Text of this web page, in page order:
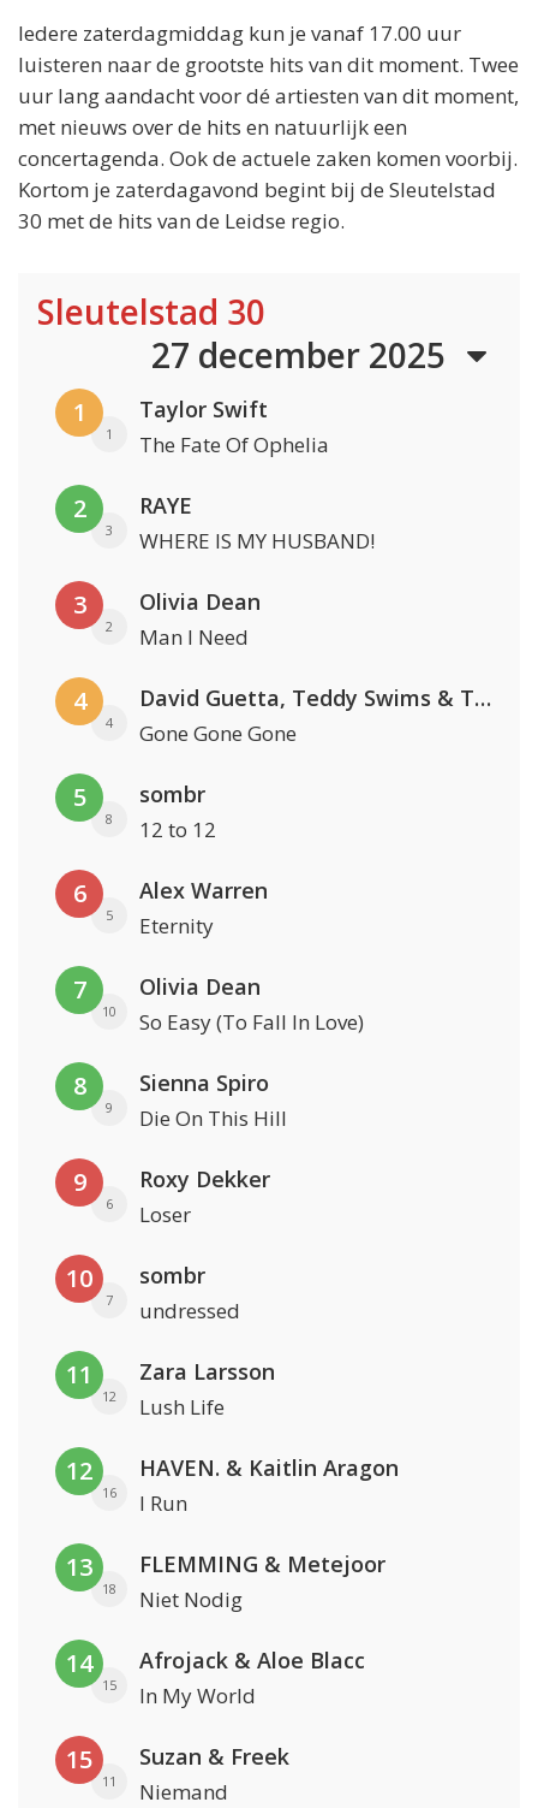
Iedere zaterdagmiddag kun je vanaf 17.00 uur
luisteren naar de grootste hits van dit moment. Twee
uur lang aandacht voor dé artiesten van dit moment,
met nieuws over de hits en natuurlijk een
concertagenda. Ook de actuele zaken komen voorbij.
Kortom je zaterdagavond begint bij de Sleutelstad
30 met de hits van de Leidse regio.
Sleutelstad 30
27 december 2025
1
1
Taylor Swift
The Fate Of Ophelia
2
3
RAYE
WHERE IS MY HUSBAND!
3
2
Olivia Dean
Man I Need
4
4
David Guetta, Teddy Swims & Tones And I
Gone Gone Gone
5
8
sombr
12 to 12
6
5
Alex Warren
Eternity
7
10
Olivia Dean
So Easy (To Fall In Love)
8
9
Sienna Spiro
Die On This Hill
9
6
Roxy Dekker
Loser
10
7
sombr
undressed
11
12
Zara Larsson
Lush Life
12
16
HAVEN. & Kaitlin Aragon
I Run
13
18
FLEMMING & Metejoor
Niet Nodig
14
15
Afrojack & Aloe Blacc
In My World
15
11
Suzan & Freek
Niemand